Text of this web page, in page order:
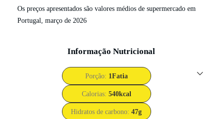
Os preços apresentados são valores médios de supermercado em
Portugal, março de 2026
Informação Nutricional
Porção: 1Fatia
Calorias: 540kcal
Hidratos de carbono:47g